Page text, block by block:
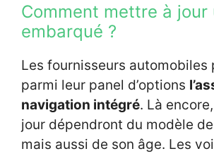
Comment mettre à jour
embarqué ?
Les fournisseurs automobiles
parmi leur panel d’options
navigation intégré. Là
jour dépendront du modèle
mais aussi de son âge. Les